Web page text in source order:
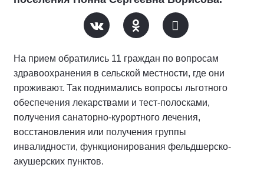
На прием обратились 11 граждан по вопросам
здравоохранения в сельской местности, где они
проживают. Так поднимались вопросы льготного
обеспечения лекарствами и тест-полосками,
получения санаторно-курортного лечения,
восстановления или получения группы
инвалидности, функционирования фельдшерско-
акушерских пунктов.